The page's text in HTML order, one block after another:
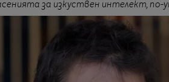
за изкуствен интелект, по-